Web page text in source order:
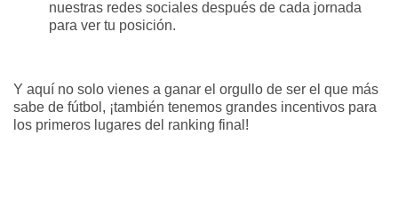
nuestras redes sociales después de cada jornada
para ver tu posición.
Y aquí no solo vienes a ganar el orgullo de ser el que más
sabe de fútbol, ¡también tenemos grandes incentivos para
los primeros lugares del ranking final!